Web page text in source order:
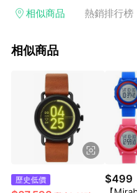
電玩/遊戲/相機/單眼/鏡頭/拍
的購回饋活動享Yahoo超贈點
3. 訂單回饋金額將扣除運費/
價券等虛擬貨幣折抵 4. 大宗
有相關事證認定您為大宗採購
相關認定以Yahoo購物中心之
相似商品 熱銷排行榜
相似商品
歷史低價 $499